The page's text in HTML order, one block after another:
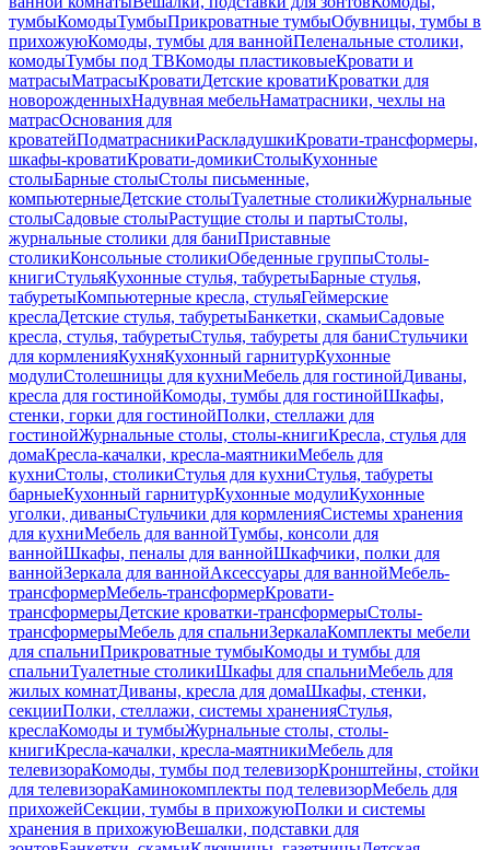
тумбыКомодыТумбыПрикроватные тумбыОбувницы, тумбы в
прихожуюКомоды, тумбы для ваннойПеленальные столики,
комодыТумбы под ТВКомоды пластиковыеКровати и
матрасыМатрасыКроватиДетские кроватиКроватки для
новорожденныхНадувная мебельНаматрасники, чехлы на
матрасОснования для
кроватейПодматрасникиРаскладушкиКровати-трансформеры,
шкафы-кроватиКровати-домикиСтолыКухонные
столыБарные столыСтолы письменные,
компьютерныеДетские столыТуалетные столикиЖурнальные
столыСадовые столыРастущие столы и партыСтолы,
журнальные столики для баниПриставные
столикиКонсольные столикиОбеденные группыСтолы-
книгиСтульяКухонные стулья, табуретыБарные стулья,
табуретыКомпьютерные кресла, стульяГеймерские
креслаДетские стулья, табуретыБанкетки, скамьиСадовые
кресла, стулья, табуретыСтулья, табуреты для баниСтульчики
для кормленияКухняКухонный гарнитурКухонные
модулиСтолешницы для кухниМебель для гостинойДиваны,
кресла для гостинойКомоды, тумбы для гостинойШкафы,
стенки, горки для гостинойПолки, стеллажи для
гостинойЖурнальные столы, столы-книгиКресла, стулья для
домаКресла-качалки, кресла-маятникиМебель для
кухниСтолы, столикиСтулья для кухниСтулья, табуреты
барныеКухонный гарнитурКухонные модулиКухонные
уголки, диваныСтульчики для кормленияСистемы хранения
для кухниМебель для ваннойТумбы, консоли для
ваннойШкафы, пеналы для ваннойШкафчики, полки для
ваннойЗеркала для ваннойАксессуары для ваннойМебель-
трансформерМебель-трансформерКровати-
трансформерыДетские кроватки-трансформерыСтолы-
трансформерыМебель для спальниЗеркалаКомплекты мебели
для спальниПрикроватные тумбыКомоды и тумбы для
спальниТуалетные столикиШкафы для спальниМебель для
жилых комнатДиваны, кресла для домаШкафы, стенки,
секцииПолки, стеллажи, системы храненияСтулья,
креслаКомоды и тумбыЖурнальные столы, столы-
книгиКресла-качалки, кресла-маятникиМебель для
телевизораКомоды, тумбы под телевизорКронштейны, стойки
для телевизораКаминокомплекты под телевизорМебель для
прихожейСекции, тумбы в прихожуюПолки и системы
хранения в прихожуюВешалки, подставки для